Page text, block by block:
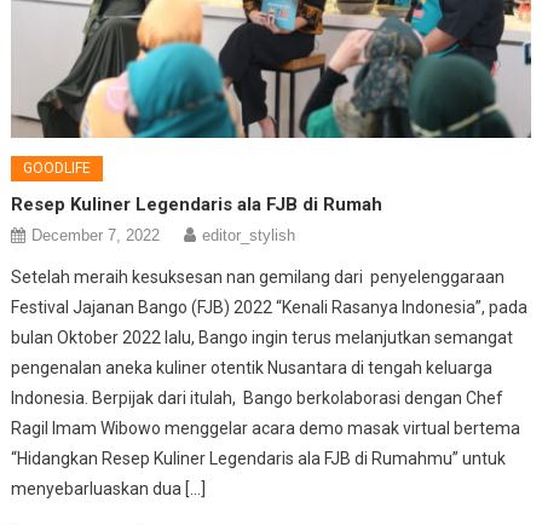
GOODLIFE
Resep Kuliner Legendaris ala FJB di Rumah
December 7, 2022 editor_stylish
Setelah meraih kesuksesan nan gemilang dari penyelenggaraan
Festival Jajanan Bango (FJB) 2022 “Kenali Rasanya Indonesia”, pada
bulan Oktober 2022 lalu, Bango ingin terus melanjutkan semangat
pengenalan aneka kuliner otentik Nusantara di tengah keluarga
Indonesia. Berpijak dari itulah, Bango berkolaborasi dengan Chef
Ragil Imam Wibowo menggelar acara demo masak virtual bertema
“Hidangkan Resep Kuliner Legendaris ala FJB di Rumahmu” untuk
menyebarluaskan dua […]